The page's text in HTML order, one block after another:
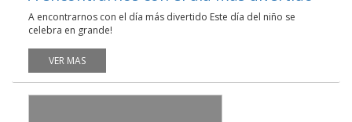
A encontrarnos con el día más divertido Este día del niño se
celebra en grande!
VER MAS